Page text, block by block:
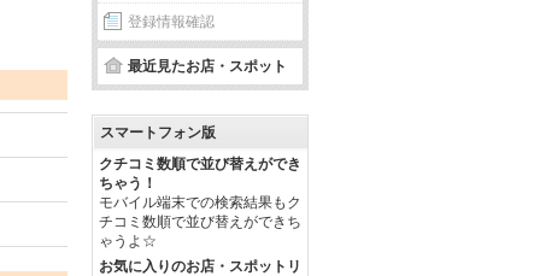
登録情報確認
最近見たお店・スポット
スマートフォン版
クチコミ数順で並び替えができ
ちゃう！
モバイル端末での検索結果もク
チコミ数順で並び替えができち
ゃうよ☆
お気に入りのお店・スポットリ